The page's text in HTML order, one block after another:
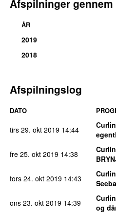
Afspilninger gennem
ÅR
2019
2018
Afspilningslog
DATO
tirs 29. okt 2019 14:44
fre 25. okt 2019 14:38
tors 24. okt 2019 14:43
ons 23. okt 2019 14:39
og